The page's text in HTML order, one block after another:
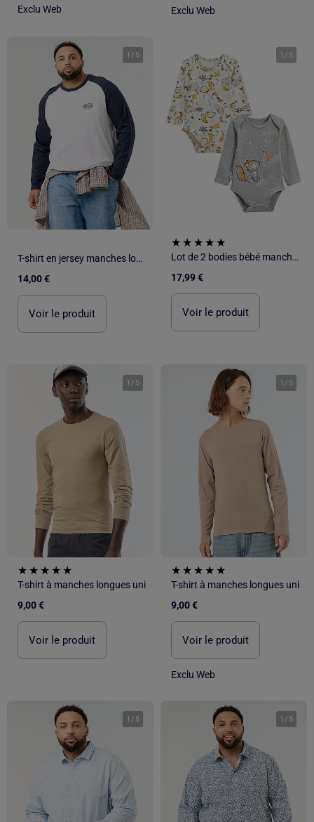
Exclu Web Exclu Web
1 / 5
T-shirt en jersey manches longues raglan
14,00 €
Voir le produit
1 / 5
Lot de 2 bodies bébé manches longues Petit Loup
17,99 €
Voir le produit
1 / 5
T-shirt à manches longues uni
9,00 €
Voir le produit
1 / 5
T-shirt à manches longues uni
9,00 €
Voir le produit
Exclu Web
1 / 5 1 / 5